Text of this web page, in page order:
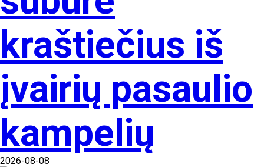
kraštiečius iš
įvairių pasaulio
kampelių
2026-08-08